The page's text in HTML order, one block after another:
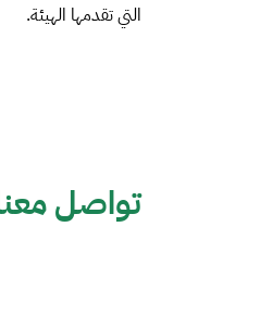
التي تقدمها الهيئة.
تواصل